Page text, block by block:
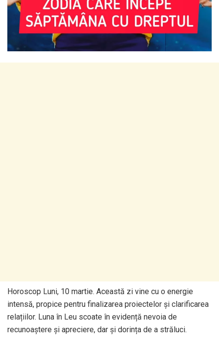
Horoscop Luni, 10 martie. Această zi vine cu o energie
intensă, propice pentru finalizarea proiectelor și clarificarea
relațiilor. Luna în Leu scoate în evidență nevoia de
recunoaștere și apreciere, dar și dorința de a străluci.